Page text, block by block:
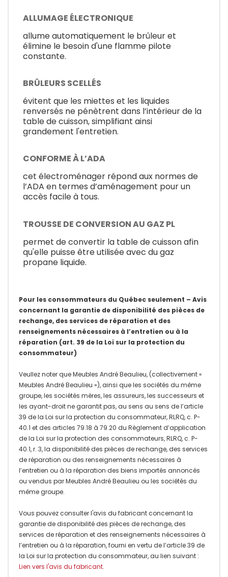
ALLUMAGE ÉLECTRONIQUE
allume automatiquement le brûleur et
élimine le besoin d'une flamme pilote
constante.
BRÛLEURS SCELLÉS
évitent que les miettes et les liquides
renversés ne pénètrent dans l’intérieur de la
table de cuisson, simplifiant ainsi
grandement l'entretien.
CONFORME À L’ADA
cet électroménager répond aux normes de
l’ADA en termes d’aménagement pour un
accès facile à tous.
TROUSSE DE CONVERSION AU GAZ PL
permet de convertir la table de cuisson afin
qu'elle puisse être utilisée avec du gaz
propane liquide.
Pour les consommateurs du Québec seulement – Avis
concernant la garantie de disponibilité des pièces de
rechange, des services de réparation et des
renseignements nécessaires à l’entretien ou à la
réparation (art. 39 de la Loi sur la protection du
consommateur)
Veullez noter que Meubles André Beaulieu, (collectivement «
Meubles André Beaulieu »), ainsi que les sociétés du même
groupe, les sociétés mères, les assureurs, les successeurs et
les ayant-droit ne garantit pas, au sens au sens de l’article
39 de la Loi sur la protection du consommateur, RLRQ, c. P-
40.1 et des articles 79.18 à 79.20 du Règlement d’application
de la Loi sur la protection des consommateurs, RLRQ, c. P-
40.1, r. 3, la disponibilité des pièces de rechange, des services
de réparation ou des renseignements nécessaires à
l’entretien ou à la réparation des biens importés annoncés
ou vendus par Meubles André Beaulieu ou les sociétés du
même groupe.
Vous pouvez consulter l'avis du fabricant concernant la
garantie de disponibilité des pièces de rechange, des
services de réparation et des renseignements nécessaires à
l’entretien ou à la réparation, fourni en vertu de l’article 39 de
la Loi sur la protection du consommateur, au lien suivant :
Lien vers l'avis du fabricant.